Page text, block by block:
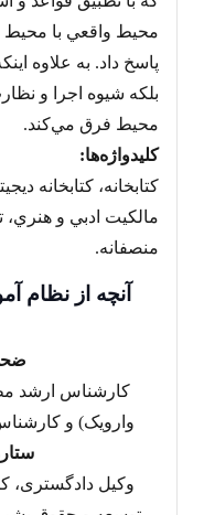
محيط واقعي با محيط
پاسخ داد. به علاوه
بلکه شيوه اجرا و
محيط فرق مي‌کند.
کليدواژه‌ها:
کتابخانه، کتابخانه
مالکيت ادبي و هنري،
منصفانه.
آنچه از نظام
کارشناس ارشد
وارويک) و
وکیل دادگستری،